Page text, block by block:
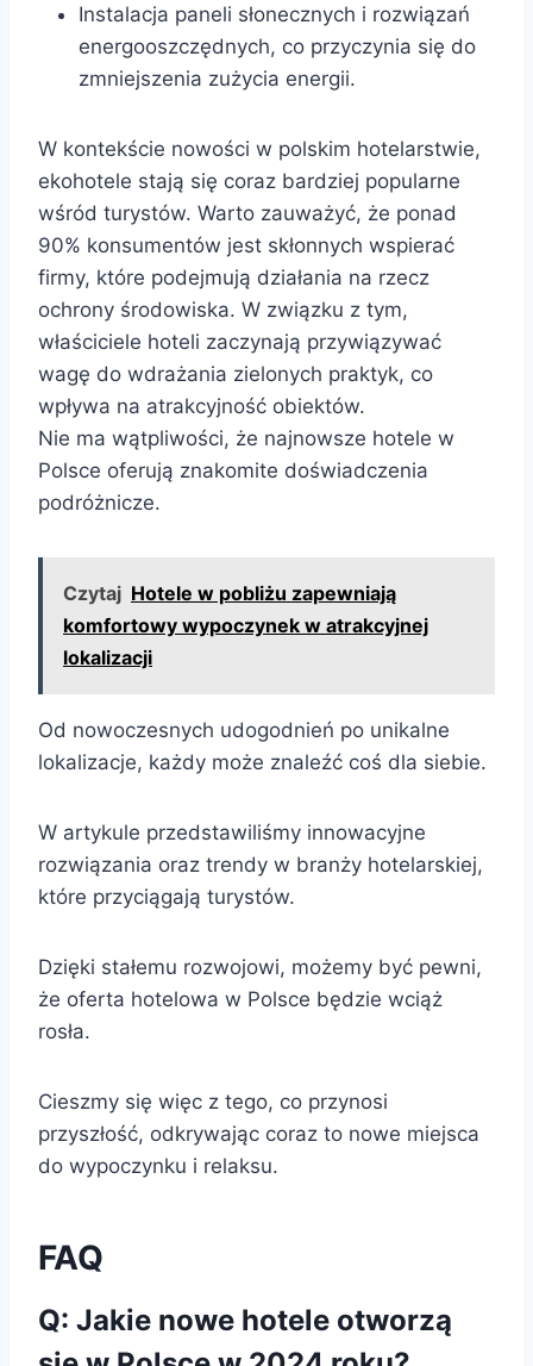
Instalacja paneli słonecznych i rozwiązań
energooszczędnych, co przyczynia się do
zmniejszenia zużycia energii.
W kontekście nowości w polskim hotelarstwie,
ekohotele stają się coraz bardziej popularne
wśród turystów. Warto zauważyć, że ponad
90% konsumentów jest skłonnych wspierać
firmy, które podejmują działania na rzecz
ochrony środowiska. W związku z tym,
właściciele hoteli zaczynają przywiązywać
wagę do wdrażania zielonych praktyk, co
wpływa na atrakcyjność obiektów.
Nie ma wątpliwości, że najnowsze hotele w
Polsce oferują znakomite doświadczenia
podróżnicze.
Czytaj Hotele w pobliżu zapewniają
komfortowy wypoczynek w atrakcyjnej
lokalizacji
Od nowoczesnych udogodnień po unikalne
lokalizacje, każdy może znaleźć coś dla siebie.
W artykule przedstawiliśmy innowacyjne
rozwiązania oraz trendy w branży hotelarskiej,
które przyciągają turystów.
Dzięki stałemu rozwojowi, możemy być pewni,
że oferta hotelowa w Polsce będzie wciąż
rosła.
Cieszmy się więc z tego, co przynosi
przyszłość, odkrywając coraz to nowe miejsca
do wypoczynku i relaksu.
FAQ
Q: Jakie nowe hotele otworzą